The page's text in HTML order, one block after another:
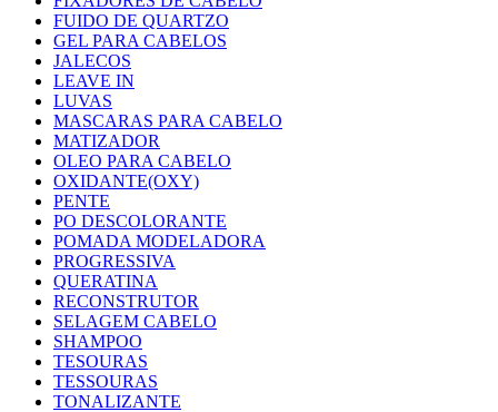
FUIDO DE QUARTZO
GEL PARA CABELOS
JALECOS
LEAVE IN
LUVAS
MASCARAS PARA CABELO
MATIZADOR
OLEO PARA CABELO
OXIDANTE(OXY)
PENTE
PO DESCOLORANTE
POMADA MODELADORA
PROGRESSIVA
QUERATINA
RECONSTRUTOR
SELAGEM CABELO
SHAMPOO
TESOURAS
TESSOURAS
TONALIZANTE